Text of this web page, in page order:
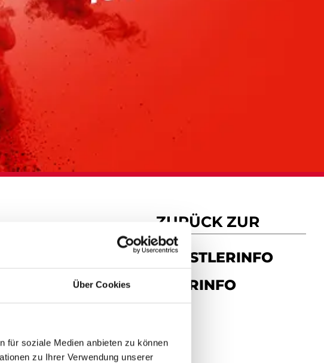
Über Cookies
für soziale Medien anbieten zu können
zu Ihrer Verwendung unserer
ZURÜCK ZUR
KÜNSTLERINFO
TOURINFO